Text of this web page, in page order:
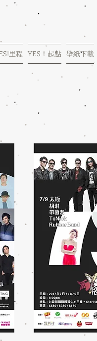
里程 YES！起點 壁紙下載